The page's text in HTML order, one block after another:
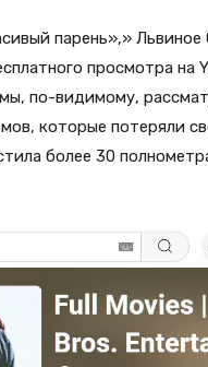
парень»,» Львиное
просмотра на
по-видимому,
которые потеряли
более 30